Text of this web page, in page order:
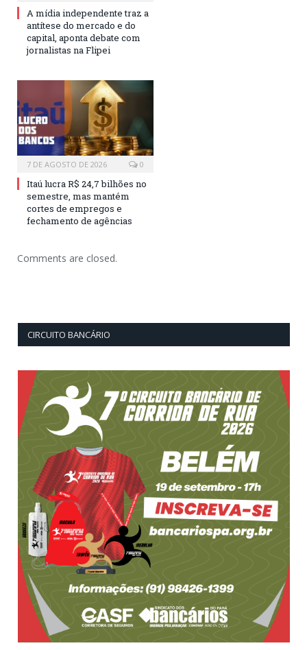
A mídia independente traz a
antítese do mercado e do
capital, aponta debate com
jornalistas na Flipei
7 DE AGOSTO DE 2026 0
Itaú lucra R$ 24,7 bilhões no
semestre, mas mantém
cortes de empregos e
fechamento de agências
Comments are closed.
CIRCUITO BANCÁRIO